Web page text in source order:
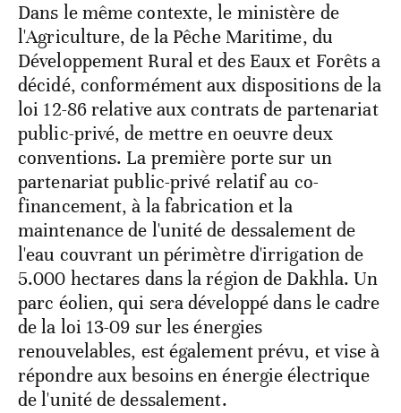
Dans le même contexte, le ministère de
l'Agriculture, de la Pêche Maritime, du
Développement Rural et des Eaux et Forêts a
décidé, conformément aux dispositions de la
loi 12-86 relative aux contrats de partenariat
public-privé, de mettre en oeuvre deux
conventions. La première porte sur un
partenariat public-privé relatif au co-
financement, à la fabrication et la
maintenance de l'unité de dessalement de
l'eau couvrant un périmètre d'irrigation de
5.000 hectares dans la région de Dakhla. Un
parc éolien, qui sera développé dans le cadre
de la loi 13-09 sur les énergies
renouvelables, est également prévu, et vise à
répondre aux besoins en énergie électrique
de l'unité de dessalement.